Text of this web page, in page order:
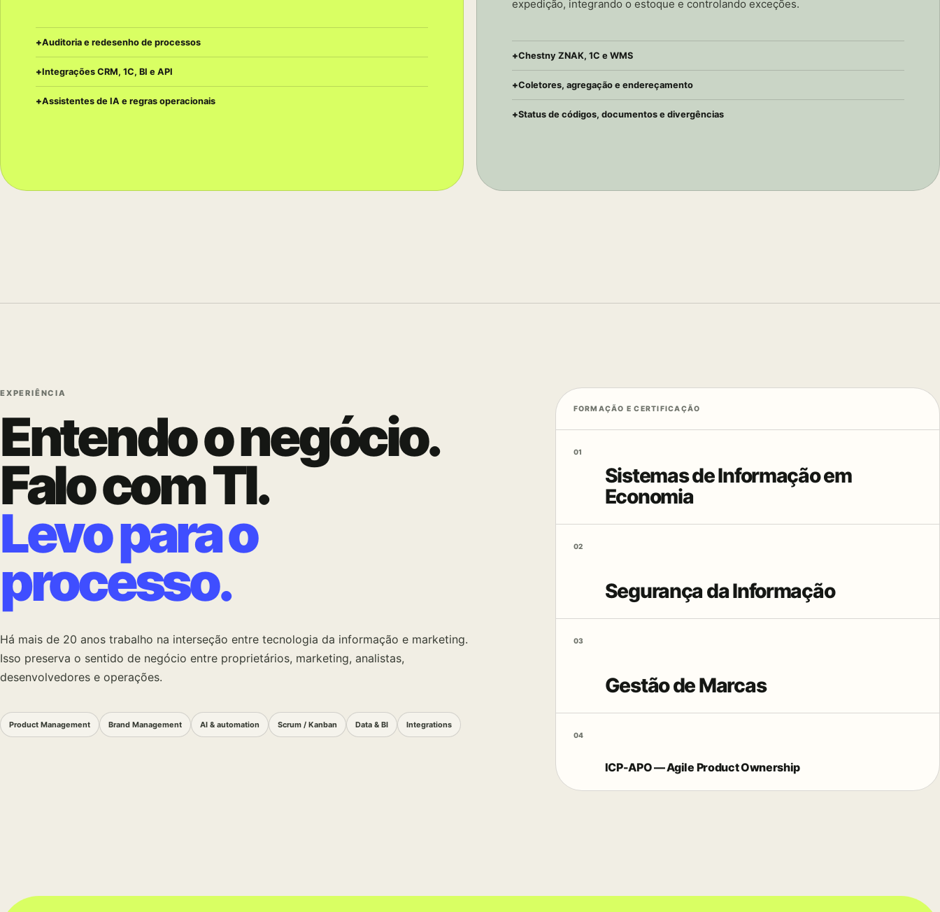
Auditoria e redesenho de processos
Integrações CRM, 1C, BI e API
Assistentes de IA e regras operacionais
expedição, integrando o estoque e controlando exceções.
Chestny ZNAK, 1C e WMS
Coletores, agregação e endereçamento
Status de códigos, documentos e divergências
EXPERIÊNCIA
Entendo o negócio.
Falo com TI.
Levo para o
processo.
Há mais de 20 anos trabalho na interseção entre tecnologia da informação e marketing.
Isso preserva o sentido de negócio entre proprietários, marketing, analistas,
desenvolvedores e operações.
Product Management Brand Management AI & automation Scrum / Kanban Data & BI Integrations
FORMAÇÃO E CERTIFICAÇÃO
01
Sistemas de Informação em
Economia
02
Segurança da Informação
03
Gestão de Marcas
04
ICP-APO — Agile Product Ownership